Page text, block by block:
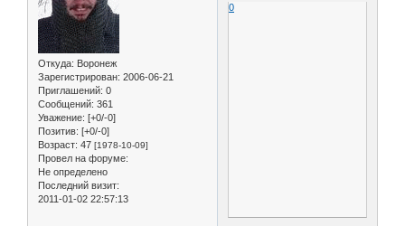
Откуда: Воронеж
Зарегистрирован: 2006-06-21
Приглашений: 0
Сообщений: 361
Уважение: [+0/-0]
Позитив: [+0/-0]
Возраст: 47 [1978-10-09]
Провел на форуме:
Не определено
Последний визит:
2011-01-02 22:57:13
0